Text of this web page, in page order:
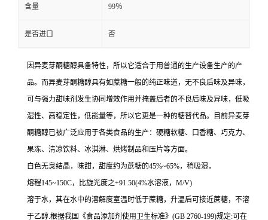
含量 99％
是否进口 否
因异麦芽酮糖醇具备特性，所以它适合于用普通的生产设备生产的产
品。而异麦芽酮糖醇具有如蔗糖一般的纯正味道，无不良后味及异味，
可与强力甜味剂发生协同增效作用并掩盖后者的不良后味及异味，低吸
湿性、高稳定性，低能量等，所以它更是一种的糖替代品。目前异麦芽
酮糖醇已被广泛应用于各类食品的生产：硬糖软糖、口香糖、巧克力、
果冻、清凉饮料、冰淇淋、烘烤制品和压片等方面。
白色无臭结晶，味甜，甜度约为蔗糖的45%~65%，稍吸湿，
熔程145~150C，比旋光度之+91.50(4%水溶液，M/V)
溶于水，其在水中的溶解度室温时低于蔗糖，升温后可接近蔗糖，不溶
于乙醇.根据我国《食品添加剂使用卫生标准》(GB 2760-199)规定:可在